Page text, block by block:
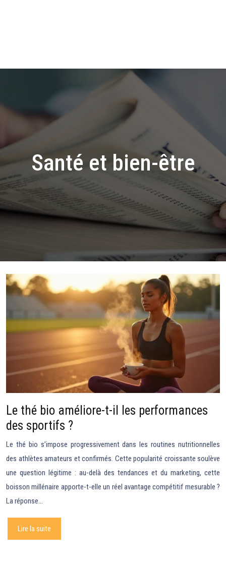
Santé et bien-être
Le thé bio améliore-t-il les performances
des sportifs ?
Le thé bio s’impose progressivement dans les routines nutritionnelles
des athlètes amateurs et confirmés. Cette popularité croissante soulève
une question légitime : au-delà des tendances et du marketing, cette
boisson millénaire apporte-t-elle un réel avantage compétitif mesurable ?
La réponse…
Lire la suite